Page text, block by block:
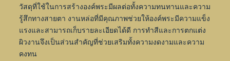
วัสดุที่ใช้ในการสร้างองค์พระมีผลต่อทั้งความทนทานและความ
รู้สึกทางสายตา งานหล่อที่มีคุณภาพช่วยให้องค์พระมีความแข็ง
แรงและสามารถเก็บรายละเอียดได้ดี การทำสีและการตกแต่ง
ผิวงานจึงเป็นส่วนสำคัญที่ช่วยเสริมทั้งความงดงามและความ
คงทน